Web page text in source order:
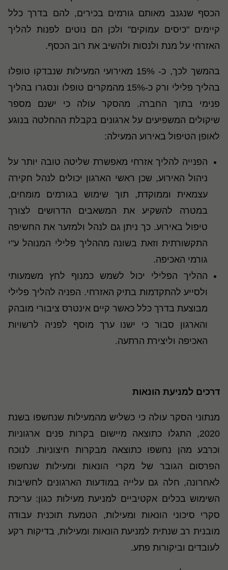
הכסף שנגנב מאותם גורמים בכירים, להם בדרך כלל
קיימים "כיסים עמוקים" ולכן הם נוטים לפנות להליך
האזרחי על מנת ולנסות ולהשיב את רוב הכסף.
בהמשך לכך, כ- 15% מאירועי המעילות שנבדקו טופלו
בהליך פלילי ורק כ-15% מהמקרים טופלו ונסגרו בהליך
פנימי בתוך החברה. מהסקר עולה כי ישנם מספר
שיקולים המשפיעים על ארגונים בקבלת ההחלטה בנוגע
לאופן הטיפול באירוע המעילה:
הפנייה להליך אזרחי מאפשרת שליטה טובה יותר על
ניהול האירוע, שכן ראשי הארגון יכולים לנהל חקירה
עצמאית וממוקדת, תוך שימוש בגורמים מומחים,
במטרה להשקיע את המשאבים הדרושים לצורך
טיפול באירוע. כך ניתן גם לנהל ולמזער את החשיפה
התקשורתית וזאת בשונה מההליך פלילי המנוהל ע"י
גורמי האכיפה.
ההליך הפלילי יכול לשמש כמנוף לחץ משמעותי
ולסייע להתקדמות בתיק האזרחי. הפניה להליך פלילי
מבוצעת בדרך כלל כאשר קיים אינטרס ציבורי מובהק
והארגון סבור כי ישנו ערך מוסף לפניה לרשויות
האכיפה וליצירת הרתעה.
דרכים למניעת הונאות
מנתוני הסקר עולה כי כשליש מהמעילות שנחשפו בשנת
2020, התגלו כתוצאה מיישום בקרות פנים ארגוניות
וכרבע מהן נחשפו כתוצאה מבקרות חיצוניות. לנוכח
הפרסום הגובר של מקרי הונאות ומעילות שנחשפו
לאחרונה, חלה גם עלייה במודעות הארגונים לחשיבות
השימוש בכלים אקטיביים למניעת מעילות כגון: עריכת
סקרי סיכוני הונאות ומעילות, הטמעת תוכנית עבודה
מובנית רב שנתית למניעת הונאות ומעילות, בדיקות רקע
לעובדים וביקורות פתע.